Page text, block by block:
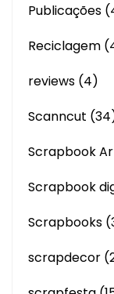
Publicações
Reciclagem
reviews (4)
Scanncut
Scrapbook
Scrapbook
Scrapbooks
scrapdecor